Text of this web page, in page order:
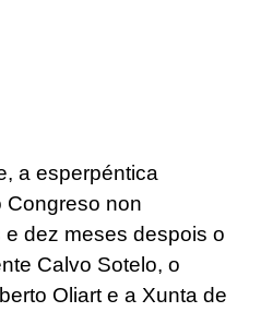
a esperpéntica
Congreso non
dez meses despois o
Calvo Sotelo, o
Oliart e a Xunta de